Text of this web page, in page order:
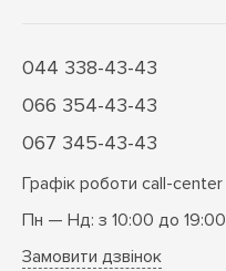
044 338-43-43
066 354-43-43
067 345-43-43
Графік роботи call-center
Пн — Нд: з 10:00 до 19:00
Замовити дзвінок